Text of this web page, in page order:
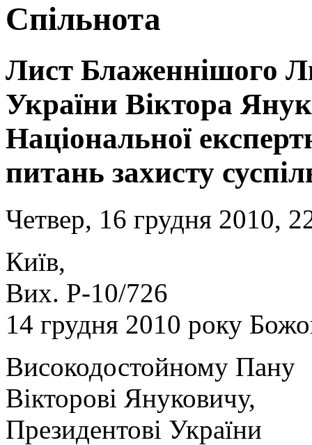
Спільнота
Лист Блаженнішого
України Віктора
Національної
питань захисту
Четвер, 16 грудня 2010,
Київ,
Вих. Р-10/726
14 грудня 2010 року
Високодостойному Пану
Вікторові Януковичу,
Президентові України